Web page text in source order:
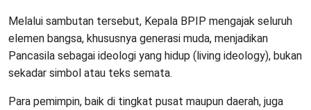
Melalui sambutan tersebut, Kepala BPIP mengajak seluruh
elemen bangsa, khususnya generasi muda, menjadikan
Pancasila sebagai ideologi yang hidup (living ideology), bukan
sekadar simbol atau teks semata.
Para pemimpin, baik di tingkat pusat maupun daerah, juga